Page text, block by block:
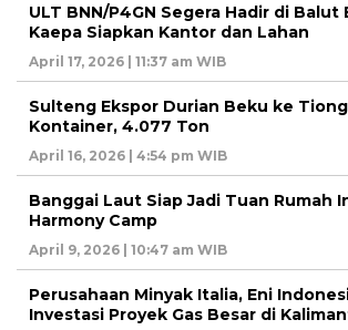
ULT BNN/P4GN Segera Hadir di
Kaepa Siapkan Kantor dan Lahan
April 17, 2026 | 11:37 am WIB
Sulteng Ekspor Durian Beku ke
Kontainer, 4.077 Ton
April 16, 2026 | 4:54 pm WIB
Banggai Laut Siap Jadi Tuan Rumah
Harmony Camp
April 9, 2026 | 10:47 am WIB
Perusahaan Minyak Italia, Eni
Investasi Proyek Gas Besar di